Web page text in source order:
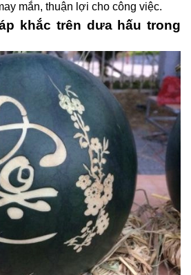
mắn, thuận lợi cho công việc.
khắc trên dưa hấu trong